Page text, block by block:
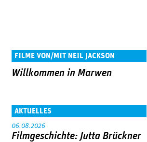
FILME VON/MIT NEIL JACKSON
Willkommen in Marwen
AKTUELLES
06.08.2026
Filmgeschichte: Jutta Brückner